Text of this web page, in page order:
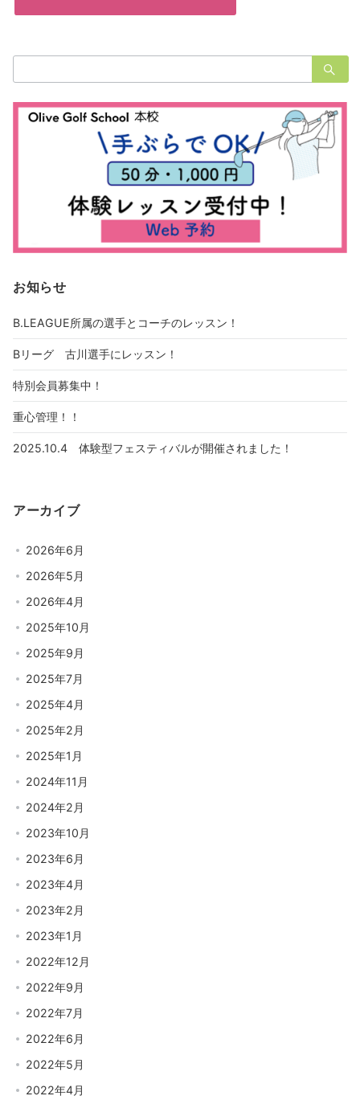
索：
お知らせ
B.LEAGUE所属の選手とコーチのレッスン！
Bリーグ 古川選手にレッスン！
特別会員募集中！
重心管理！！
2025.10.4 体験型フェスティバルが開催されました！
アーカイブ
2026年6月
2026年5月
2026年4月
2025年10月
2025年9月
2025年7月
2025年4月
2025年2月
2025年1月
2024年11月
2024年2月
2023年10月
2023年6月
2023年4月
2023年2月
2023年1月
2022年12月
2022年9月
2022年7月
2022年6月
2022年5月
2022年4月